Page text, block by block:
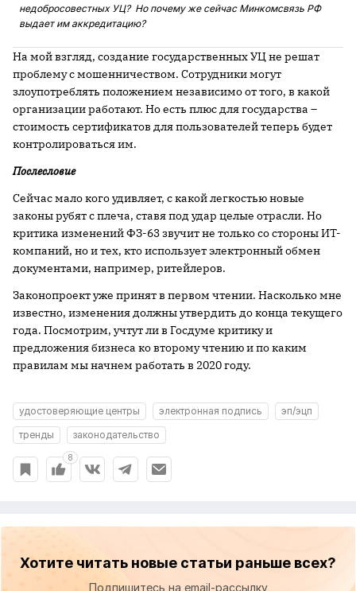
недобросовестных УЦ? Но почему же сейчас Минкомсвязь РФ
выдает им аккредитацию?
На мой взгляд, создание государственных УЦ не решат
проблему с мошенничеством. Сотрудники могут
злоупотреблять положением независимо от того, в какой
организации работают. Но есть плюс для государства –
стоимость сертификатов для пользователей теперь будет
контролироваться им.
Послесловие
Сейчас мало кого удивляет, с какой легкостью новые
законы рубят с плеча, ставя под удар целые отрасли. Но
критика изменений ФЗ-63 звучит не только со стороны ИТ-
компаний, но и тех, кто использует электронный обмен
документами, например, ритейлеров.
Законопроект уже принят в первом чтении. Насколько мне
известно, изменения должны утвердить до конца текущего
года. Посмотрим, учтут ли в Госдуме критику и
предложения бизнеса ко второму чтению и по каким
правилам мы начнем работать в 2020 году.
удостоверяющие центры электронная подпись
эп/эцп
тренды
законодательство
8
Хотите читать новые статьи раньше всех?
Подпишитесь на email-рассылку